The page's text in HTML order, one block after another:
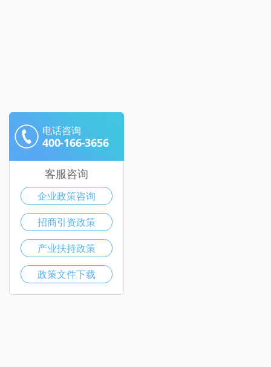
电话咨询
400-166-3656
客服咨询
企业政策咨询
招商引资政策
产业扶持政策
政策文件下载